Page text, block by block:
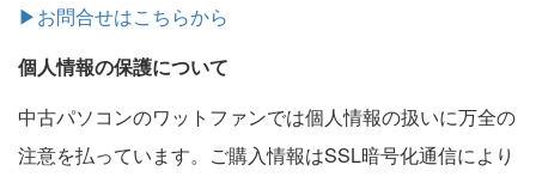
▶お問合せはこちらから
個人情報の保護について
中古パソコンのワットファンでは個人情報の扱いに万全の
注意を払っています。ご購入情報はSSL暗号化通信により